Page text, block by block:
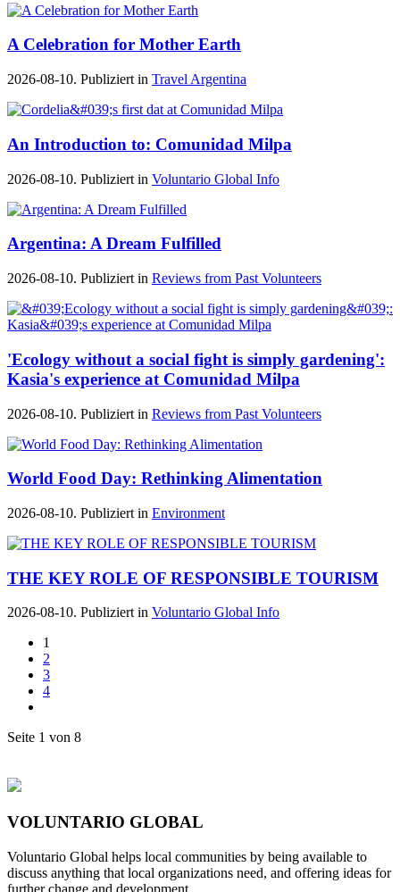
A Celebration for Mother Earth
2026-08-10. Publiziert in Travel Argentina
An Introduction to: Comunidad Milpa
2026-08-10. Publiziert in Voluntario Global Info
Argentina: A Dream Fulfilled
2026-08-10. Publiziert in Reviews from Past Volunteers
'Ecology without a social fight is simply gardening':
Kasia's experience at Comunidad Milpa
2026-08-10. Publiziert in Reviews from Past Volunteers
World Food Day: Rethinking Alimentation
2026-08-10. Publiziert in Environment
THE KEY ROLE OF RESPONSIBLE TOURISM
2026-08-10. Publiziert in Voluntario Global Info
1
2
3
4
Seite 1 von 8
VOLUNTARIO GLOBAL
Voluntario Global helps local communities by being available to
discuss anything that local organizations need, and offering ideas for
further change and development.